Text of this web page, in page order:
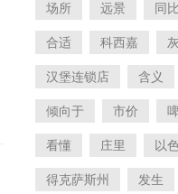
场所 远景 同
合适 科西嘉
汉堡连锁店 含义
倾向于 市价
看懂 庄里 以
得克萨斯州 发生